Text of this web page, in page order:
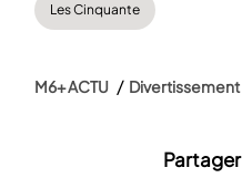
Les Cinquante
M6+ ACTU Divertissement